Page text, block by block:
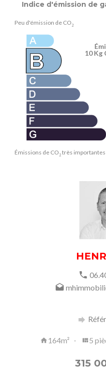
Indice d'émission de
Peu d'émission de CO 2
Émissions de CO 2 très importantes
10 Kg
164m² 5
315